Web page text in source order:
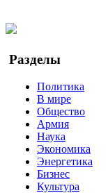
Разделы
Политика
В мире
Общество
Армия
Наука
Экономика
Энергетика
Бизнес
Культура